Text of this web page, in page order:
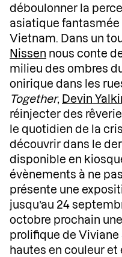
déboulonner la
asiatique fantasmée
Vietnam. Dans un
Nissen nous conte
milieu des ombres
onirique dans les
Together, Devin
réinjecter des
le quotidien de la
découvrir dans le
disponible en
évènements à ne
présente une
jusqu’au 24
octobre prochain
prolifique de Viviane
hautes en couleur et